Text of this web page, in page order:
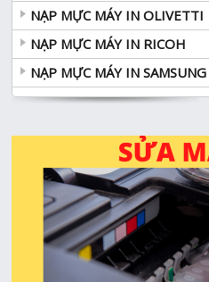
NẠP MỰC MÁY IN OLIVETTI
NẠP MỰC MÁY IN RICOH
NẠP MỰC MÁY IN SAMSUNG